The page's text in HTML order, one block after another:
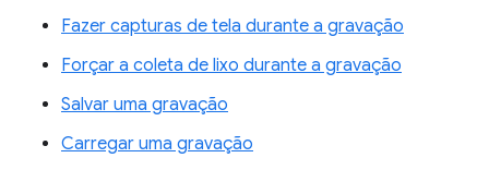
Fazer capturas de tela durante a gravação
Forçar a coleta de lixo durante a gravação
Salvar uma gravação
Carregar uma gravação